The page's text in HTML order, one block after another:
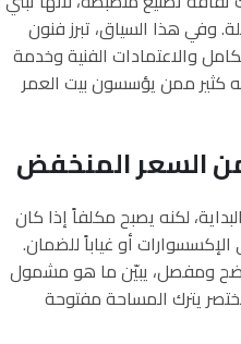
وفي هذا السياق، تبرز فنون
والاعتمادات الفنية وخدمة
كثير ممن يؤسسون بيت العمر
السعر المنخفض
لكنه يصبح مكلفاً إذا كان
أو غياباً للضمان.
ومفصل، يبيّن ما هو مشمول
يترك المساحة مفتوحة